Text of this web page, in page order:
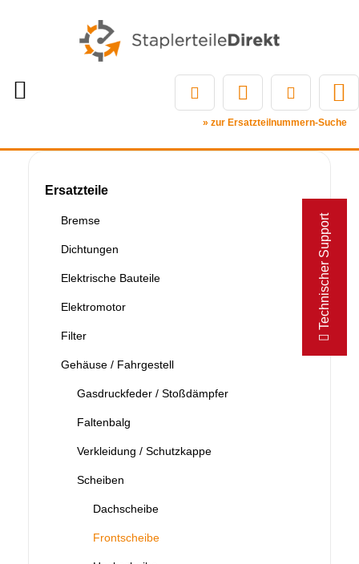
Technischer Support
» zur Ersatzteilnummern-Suche
Ersatzteile
Bremse
Dichtungen
Elektrische Bauteile
Elektromotor
Filter
Gehäuse / Fahrgestell
Gasdruckfeder / Stoßdämpfer
Faltenbalg
Verkleidung / Schutzkappe
Scheiben
Dachscheibe
Frontscheibe